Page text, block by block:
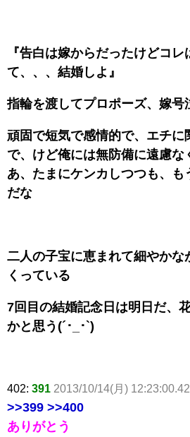
『告白は嫁からだったけどコ
て、、、結婚しよ』
指輪を渡してプロポーズ、嫁号
頑固で短気で感情的で、エチに
で、けど俺には無防備に遠慮な
あ、たまにケンカしつつも、も
だな
二人の子宝に恵まれて細やかな
くっている
7回目の結婚記念日は明日だ、
かと思う(´･_･`)
402: 391 2013/10/14(月) 12:23:00.42
>>399 >>400
ありがとう